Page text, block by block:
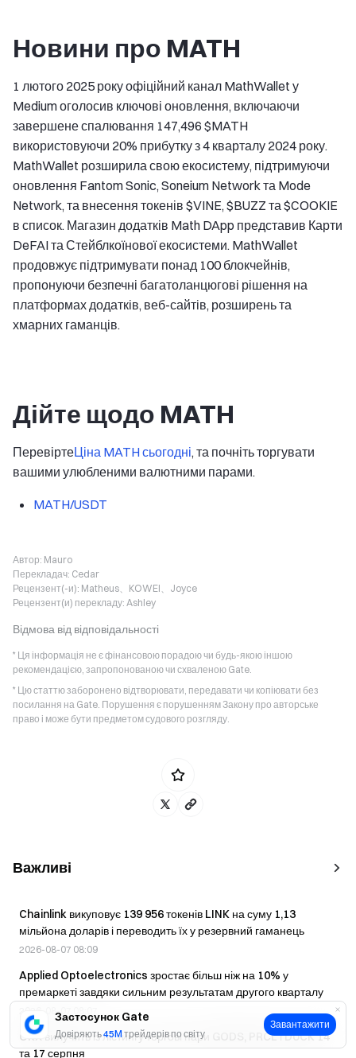
Застосунок Gate
Довіряють45M трейдерів по світу
Завантажити
Новини про MATH
1 лютого 2025 року офіційний канал MathWallet у
Medium оголосив ключові оновлення, включаючи
завершене спалювання 147,496 $MATH
використовуючи 20% прибутку з 4 кварталу 2024 року.
MathWallet розширила свою екосистему, підтримуючи
оновлення Fantom Sonic, Soneium Network та Mode
Network, та внесення токенів $VINE, $BUZZ та $COOKIE
в список. Магазин додатків Math DApp представив Карти
DeFAI та Стейблкоїнової екосистеми. MathWallet
продовжує підтримувати понад 100 блокчейнів,
пропонуючи безпечні багатоланцюгові рішення на
платформах додатків, веб-сайтів, розширень та
хмарних гаманців.
Дійте щодо MATH
ПеревіртеЦіна MATH сьогодні, та почніть торгувати
вашими улюбленими валютними парами.
MATH/USDT
Автор: Mauro
Перекладач: Cedar
Рецензент(-и): Matheus、KOWEI、Joyce
Рецензент(и) перекладу: Ashley
Відмова від відповідальності
* Ця інформація не є фінансовою порадою чи будь-якою іншою
рекомендацією, запропонованою чи схваленою Gate.
* Цю статтю заборонено відтворювати, передавати чи копіювати без
посилання на Gate. Порушення є порушенням Закону про авторське
право і може бути предметом судового розгляду.
Важливі
Chainlink викуповує 139 956 токенів LINK на суму 1,13
мільйона доларів і переводить їх у резервний гаманець
2026-08-07 08:09
Applied Optoelectronics зростає більш ніж на 10% у
премаркеті завдяки сильним результатам другого кварталу
2026-08-07 08:07
OKX вилучить із лістингу торгові пари GODS, PRCL і DUCK 14
та 17 серпня